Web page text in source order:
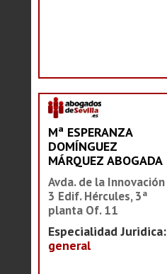
Mª ESPERANZA
DOMÍNGUEZ
MÁRQUEZ ABOGADA
Avda. de la Innovación
3 Edif. Hércules, 3ª
planta Of. 11
Especialidad Juridica:
general